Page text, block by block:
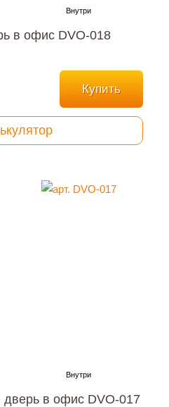
в офис DVO-018
Купить
в офис DVO-017